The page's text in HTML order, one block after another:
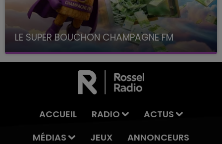
LE SUPER BOUCHON CHAMPAGNE FM
avec La Famille Champagne FM, à 8H10
ACCUEIL RADIO
ACTUS
MÉDIAS
JEUX ANNONCEURS